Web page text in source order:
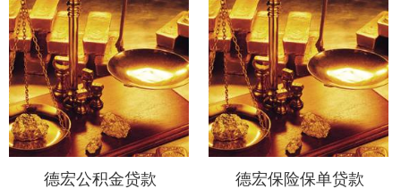
德宏公积金贷款 德宏保险保单贷款